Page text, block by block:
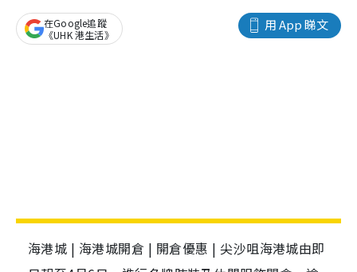
用 App 睇文
在Google追蹤
《UHK 港生活》
海港城 | 海港城開倉 | 開倉優惠 | 尖沙咀海港城由即